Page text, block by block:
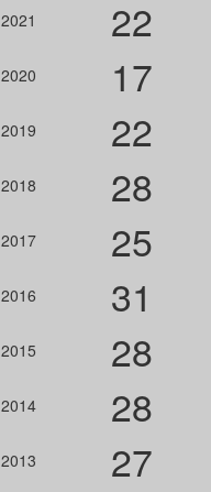
2021 22
2020 17
2019 22
2018 28
2017 25
2016 31
2015 28
2014 28
2013 27